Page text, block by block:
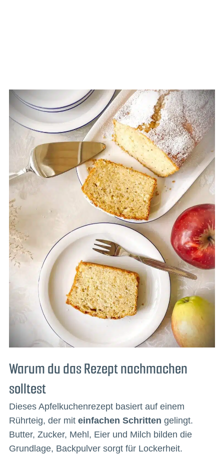
Warum du das Rezept nachmachen
solltest
Dieses Apfelkuchenrezept basiert auf einem
Rührteig, der mit einfachen Schritten gelingt.
Butter, Zucker, Mehl, Eier und Milch bilden die
Grundlage, Backpulver sorgt für Lockerheit.